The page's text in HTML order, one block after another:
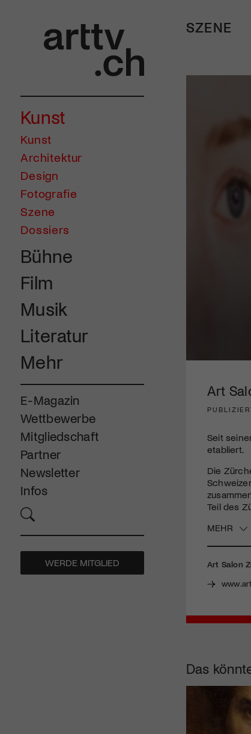
Kunst
Kunst
Architektur
Design
Fotografie
Szene
Dossiers
Bühne
Film
Musik
Literatur
Mehr
E-Magazin
Wettbewerbe
Mitgliedschaft
Partner
Newsletter
Infos
WERDE MITGLIED
SZENE
Art
Seit
etabliert.
Die
Teil des
MEHR
Art Salon
Das